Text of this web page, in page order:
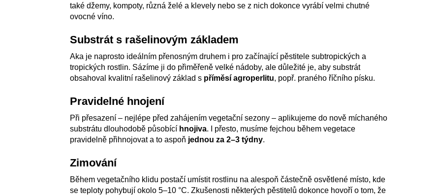
také džemy, kompoty, různá želé a klevely nebo se z nich dokonce vyrábí velmi chutné
ovocné víno.
Substrát s rašelinovým základem
Aka je naprosto ideálním přenosným druhem i pro začínající pěstitele subtropických a
tropických rostlin. Sázíme ji do přiměřeně velké nádoby, ale důležité je, aby substrát
obsahoval kvalitní rašelinový základ s příměsí agroperlitu, popř. praného říčního písku.
Pravidelné hnojení
Při přesazení – nejlépe před zahájením vegetační sezony – aplikujeme do nově míchaného
substrátu dlouhodobě působící hnojiva. I přesto, musíme fejchou během vegetace
pravidelně přihnojovat a to aspoň jednou za 2–3 týdny.
Zimování
Během vegetačního klidu postačí umístit rostlinu na alespoň částečně osvětlené místo, kde
se teploty pohybují okolo 5–10 °C. Zkušenosti některých pěstitelů dokonce hovoří o tom, že